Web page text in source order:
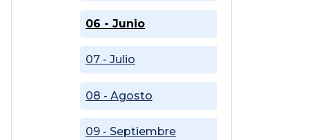
06 - Junio
07 - Julio
08 - Agosto
09 - Septiembre